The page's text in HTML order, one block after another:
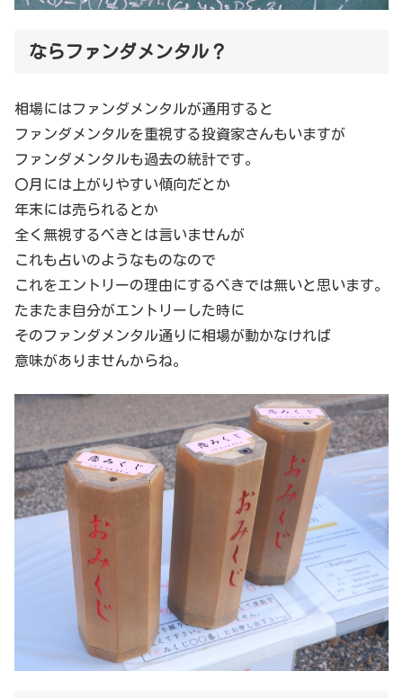
ならファンダメンタル？
相場にはファンダメンタルが通用すると
ファンダメンタルを重視する投資家さんもいますが
ファンダメンタルも過去の統計です。
〇月には上がりやすい傾向だとか
年末には売られるとか
全く無視するべきとは言いませんが
これも占いのようなものなので
これをエントリーの理由にするべきでは無いと思います。
たまたま自分がエントリーした時に
そのファンダメンタル通りに相場が動かなければ
意味がありませんからね。